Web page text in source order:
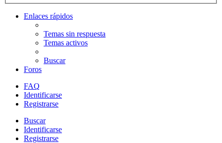
Enlaces rápidos
Temas sin respuesta
Temas activos
Buscar
Foros
FAQ
Identificarse
Registrarse
Buscar
Identificarse
Registrarse